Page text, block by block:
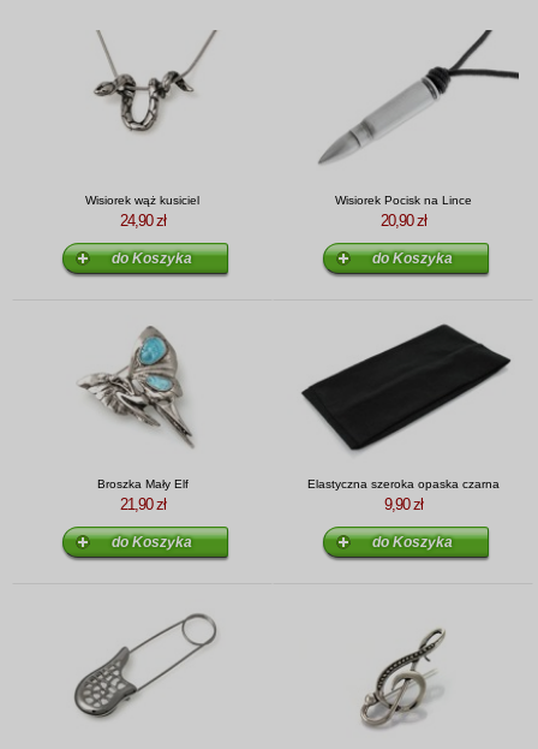
Wisiorek wąż kusiciel
24,90 zł
Wisiorek Pocisk na Lince
20,90 zł
Broszka Mały Elf
21,90 zł
Elastyczna szeroka opaska czarna
9,90 zł